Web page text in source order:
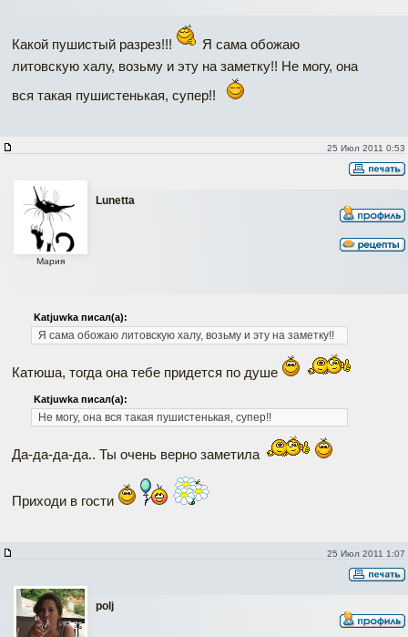
Какой пушистый разрез!!!
Я сама обожаю
литовскую халу, возьму и эту на заметку!! Не могу, она
вся такая пушистенькая, супер!!
25 Июл 2011 0:53
Lunetta
Мария
Katjuwka писал(а):
Я сама обожаю литовскую халу, возьму и эту на заметку!!
Катюша, тогда она тебе придется по душе
Katjuwka писал(а):
Не могу, она вся такая пушистенькая, супер!!
Да-да-да-да.. Ты очень верно заметила
Приходи в гости
25 Июл 2011 1:07
polj